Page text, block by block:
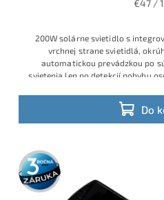
€47 /
Do
200W solárne svietidlo s
vrchnej strane svietidlá,
automatickou prevádzkou po
svietenia len po detekcií pohybu
3 roky
záruka